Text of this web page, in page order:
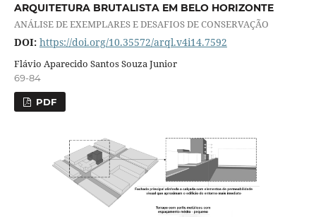
ARQUITETURA BRUTALISTA EM BELO HORIZONTE
ANÁLISE DE EXEMPLARES E DESAFIOS DE CONSERVAÇÃO
DOI: https://doi.org/10.35572/arql.v4i14.7592
Flávio Aparecido Santos Souza Junior
69-84
PDF